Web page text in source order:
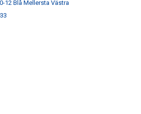
12 Blå Mellersta Västra